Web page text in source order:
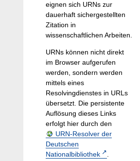
eignen sich URNs zur
dauerhaft sichergestellten
Zitation in
wissenschaftlichen Arbeiten.
URNs können nicht direkt
im Browser aufgerufen
werden, sondern werden
mittels eines
Resolvingdienstes in URLs
übersetzt. Die persistente
Auflösung dieses Links
erfolgt hier durch den
URN-Resolver der
Deutschen
Nationalbibliothek
.